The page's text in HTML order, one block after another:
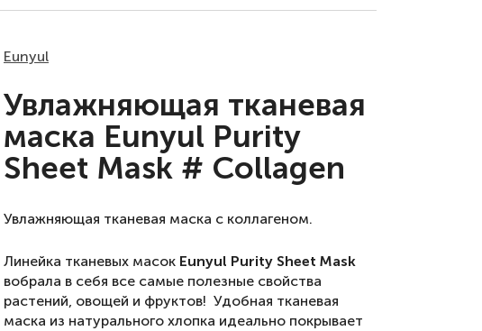
Eunyul
Увлажняющая тканевая
маска Eunyul Purity
Sheet Mask # Collagen
Увлажняющая тканевая маска с коллагеном.
Линейка тканевых масок Eunyul Purity Sheet Mask
вобрала в себя все самые полезные свойства
растений, овощей и фруктов! Удобная тканевая
маска из натурального хлопка идеально покрывает